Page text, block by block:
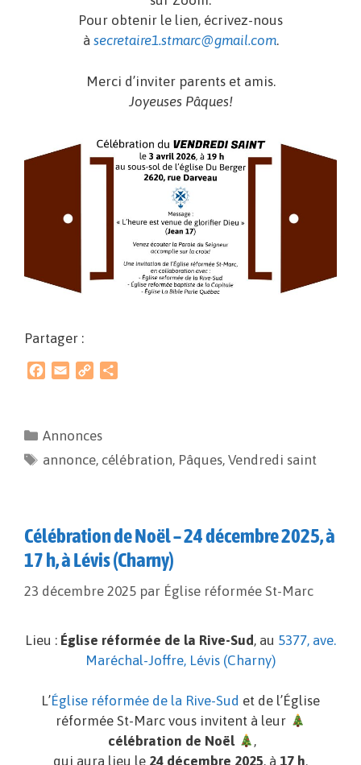
Pour obtenir le lien, écrivez-nous
à secretaire1.stmarc@gmail.com.
Merci d’inviter parents et amis.
Joyeuses Pâques!
Partager :
b
o
l
L
i
g
Annonces
annonce, célébration, Pâques,Vendredi saint
Célébration de Noël – 24 décembre 2025, à
17 h, à Lévis (Charny)
23 décembre 2025 par Église réformée St-Marc
Lieu : Église réformée de la Rive-Sud, au 5377, ave.
Maréchal-Joffre, Lévis (Charny)
L’Église réformée de la Rive-Sud et de l’Église
réformée St-Marc vous invitent à leur
célébration de Noël
,
qui aura lieu le 24 décembre 2025, à 17 h.